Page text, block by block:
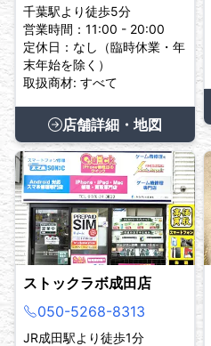
千葉駅より徒歩5分
営業時間：11:00 - 20:00
定休日：なし（臨時休業・年
末年始を除く）
取扱商材: すべて
店舗詳細・地図
ストックラボ成田店
050-5268-8313
JR成田駅より徒歩1分